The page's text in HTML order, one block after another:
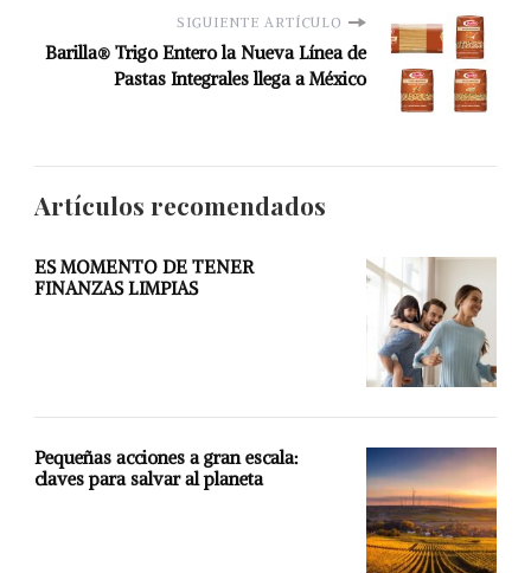
SIGUIENTE ARTÍCULO
Barilla® Trigo Entero la Nueva Línea de
Pastas Integrales llega a México
Artículos recomendados
ES MOMENTO DE TENER
FINANZAS LIMPIAS
Pequeñas acciones a gran escala:
claves para salvar al planeta